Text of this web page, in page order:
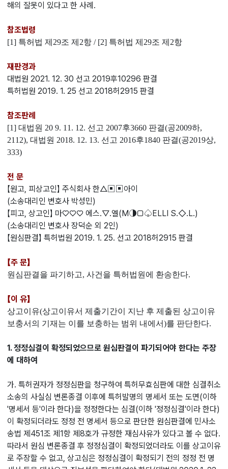
해의 잘못이 있다고 한 사례.
참조법령
[1] 특허법 제29조 제2항 / [2] 특허법 제29조 제2항
재판경과
대법원 2021. 12. 30 선고 2019후10296 판결
특허법원 2019. 1. 25 선고 2018허2915 판결
참조판례
[1] 대법원 20 9. 11. 12. 선고 2007후3660 판결(공2009하,
2112), 대법원 2018. 12. 13. 선고 2016후1840 판결(공2019상,
333)
전 문
【원고, 피상고인】 주식회사 한△▣▣아이
(소송대리인 변호사 박성민)
【피고, 상고인】 마♡♡♡ 에스.▽.엘(M◑□♤ELLI S.◇.L.)
(소송대리인 변호사 장덕순 외 2인)
【원심판결】 특허법원 2019. 1. 25. 선고 2018허2915 판결
【주 문】
원심판결을 파기하고, 사건을 특허법원에 환송한다.
【이 유】
상고이유(상고이유서 제출기간이 지난 후 제출된 상고이유
보충서의 기재는 이를 보충하는 범위 내에서)를 판단한다.
1. 정정심결이 확정되었으므로 원심판결이 파기되어야 한다는 주장
에 대하여
가. 특허권자가 정정심판을 청구하여 특허무효심판에 대한 심결취소
소송의 사실심 변론종결 이후에 특허발명의 명세서 또는 도면(이하
'명세서 등'이라 한다)을 정정한다는 심결(이하 '정정심결'이라 한다)
이 확정되더라도 정정 전 명세서 등으로 판단한 원심판결에 민사소
송법 제451조 제1항 제8호가 규정한 재심사유가 있다고 볼 수 없다.
따라서 원심 변론종결 후 정정심결이 확정되었더라도 이를 상고이유
로 주장할 수 없고, 상고심은 정정심결이 확정되기 전의 정정 전 명